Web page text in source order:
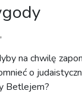
,
na chwilę
o
Betlejem?